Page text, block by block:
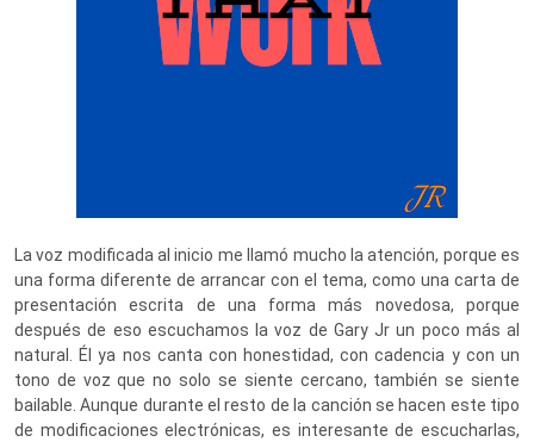
La voz modificada al inicio me llamó mucho la atención, porque es
una forma diferente de arrancar con el tema, como una carta de
presentación escrita de una forma más novedosa, porque
después de eso escuchamos la voz de Gary Jr un poco más al
natural. Él ya nos canta con honestidad, con cadencia y con un
tono de voz que no solo se siente cercano, también se siente
bailable. Aunque durante el resto de la canción se hacen este tipo
de modificaciones electrónicas, es interesante de escucharlas,